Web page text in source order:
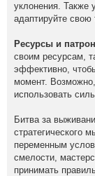
уклонения. Также
адаптируйте свою
Ресурсы и
своим ресурсам,
эффективно,
момент.
использовать
Битва за
стратегического
переменным
смелости,
принимать